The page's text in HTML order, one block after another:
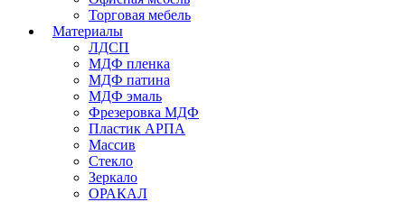
Торговая мебель
Материалы
ЛДСП
МДФ пленка
МДФ патина
МДФ эмаль
Фрезеровка МДФ
Пластик АРПА
Массив
Стекло
Зеркало
ОРАКАЛ